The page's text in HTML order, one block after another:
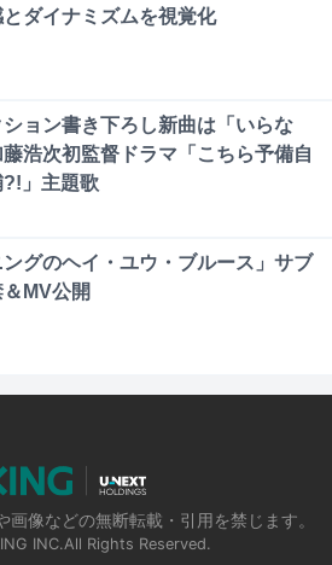
ダイナミズムを視覚化
ョン書き下ろし新曲は「いらな
浩次初監督ドラマ「こちら予備自
」主題歌
ングのヘイ・ユウ・ブルース」サブ
MV公開
像などの無断転載・引用を禁じます。
INC.All Rights Reserved.